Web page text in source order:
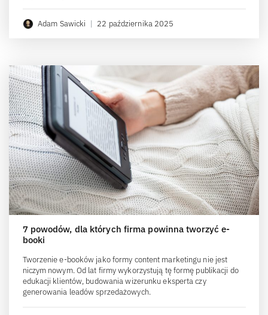
Adam Sawicki | 22 października 2025
7 powodów, dla których firma powinna tworzyć e-
booki
Tworzenie e-booków jako formy content marketingu nie jest
niczym nowym. Od lat firmy wykorzystują tę formę publikacji do
edukacji klientów, budowania wizerunku eksperta czy
generowania leadów sprzedażowych.